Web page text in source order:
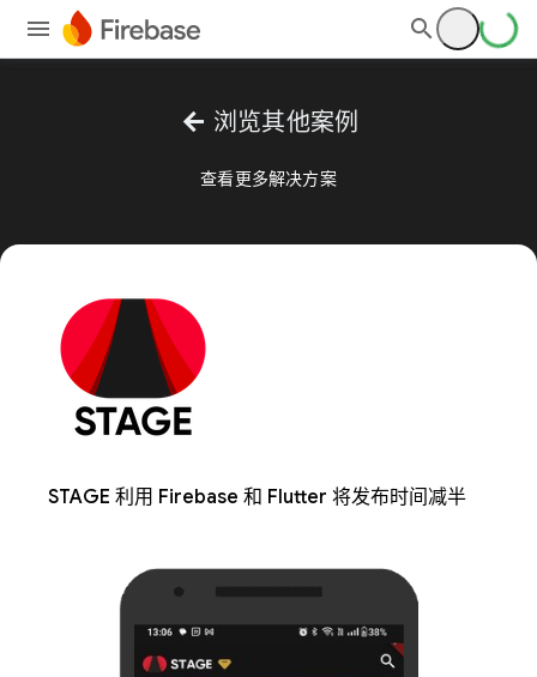
arrow_back 浏览其他案例
查看更多解决方案
STAGE 利用 Firebase 和 Flutter 将发布时间减半